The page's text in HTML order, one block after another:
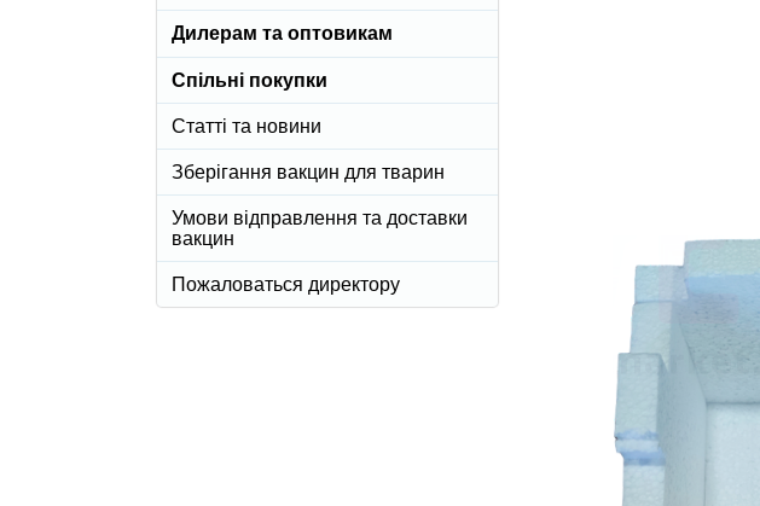
Дилерам та оптовикам
Спільні покупки
Статті та новини
Зберігання вакцин для тварин
Умови відправлення та доставки
вакцин
Пожаловаться директору